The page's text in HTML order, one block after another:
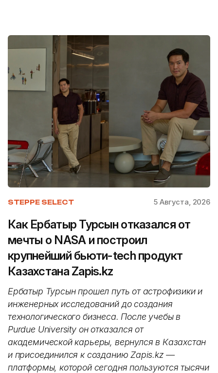
STEPPE SELECT 5 Августа, 2026
Как Ербатыр Турсын отказался от
мечты о NASA и построил
крупнейший бьюти-tech продукт
Казахстана Zapis.kz
Ербатыр Турсын прошел путь от астрофизики и
инженерных исследований до создания
технологического бизнеса. После учебы в
Purdue University он отказался от
академической карьеры, вернулся в Казахстан
и присоединился к созданию Zapis.kz —
платформы, которой сегодня пользуются тысячи